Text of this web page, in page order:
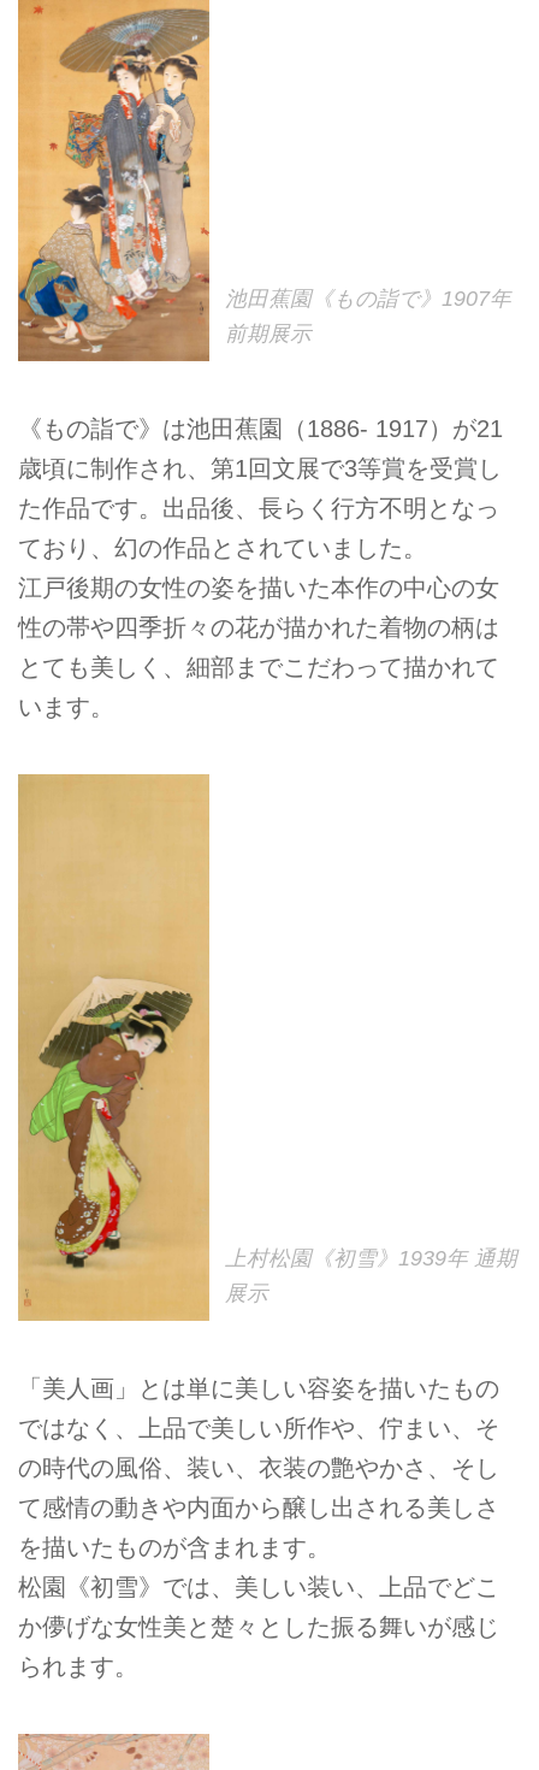
池田蕉園《もの詣で》1907年
前期展示
《もの詣で》は池田蕉園（1886- 1917）が21
歳頃に制作され、第1回文展で3等賞を受賞し
た作品です。出品後、長らく行方不明となっ
ており、幻の作品とされていました。
江戸後期の女性の姿を描いた本作の中心の女
性の帯や四季折々の花が描かれた着物の柄は
とても美しく、細部までこだわって描かれて
います。
上村松園《初雪》1939年 通期
展示
「美人画」とは単に美しい容姿を描いたもの
ではなく、上品で美しい所作や、佇まい、そ
の時代の風俗、装い、衣装の艶やかさ、そし
て感情の動きや内面から醸し出される美しさ
を描いたものが含まれます。
松園《初雪》では、美しい装い、上品でどこ
か儚げな女性美と楚々とした振る舞いが感じ
られます。